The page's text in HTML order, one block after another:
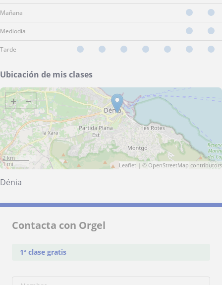
Mañana
Mediodía
Tarde
Ubicación de mis clases
+ −
2 km
1 mi
Leaflet | © OpenStreetMap contributors
Dénia
Contacta con Orgel
1ª clase gratis